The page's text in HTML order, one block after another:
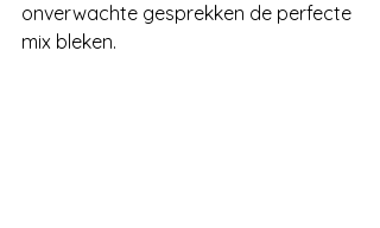
onverwachte gesprekken de perfecte
mix bleken.